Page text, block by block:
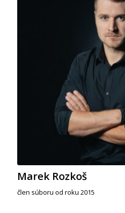
Marek Rozkoš
člen súboru od roku 2015